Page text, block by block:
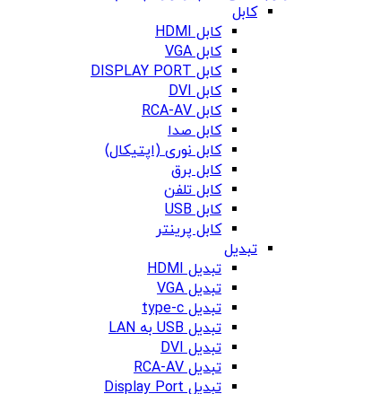
کابل
کابل HDMI
کابل VGA
کابل DISPLAY PORT
کابل DVI
کابل RCA-AV
کابل صدا
کابل نوری (اپتیکال)
کابل برق
کابل تلفن
کابل USB
کابل پرینتر
تبدیل
تبدیل HDMI
تبدیل VGA
تبدیل type-c
تبدیل USB به LAN
تبدیل DVI
تبدیل RCA-AV
تبدیل Display Port